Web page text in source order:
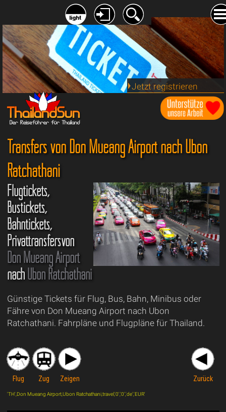
Jetzt registrieren
Transfers von Don Mueang Airport nach Ubon
Ratchathani
Flugtickets,
Bustickets,
Bahntickets,
Privattransfersvon
Don Mueang Airport
nachUbon Ratchathani
Günstige Tickets für Flug, Bus, Bahn, Minibus oder
Fähre von Don Mueang Airport nach Ubon
Ratchathani. Fahrpläne und Flugpläne für Thailand.
Flug Zug Zeigen Zurück
'TH',Don Mueang Airport,Ubon Ratchathani,travel,'0','0','de','EUR'